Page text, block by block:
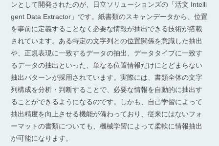
ンとして開発されたのが、日立ソリューションズの「活文 Intelli
gent Data Extractor」です。紙書類のスキャンデータから、位置
を事前に定義することなく必要な情報が抽出できる技術が搭載
されています。ある特定の文字列との位置関係を意識した抽出
や、正規表現に一致するデータの抽出、データタイプに一致す
るデータの抽出といった、単なる位置情報だけにとどまらない
抽出パターンが採用されています。実際には、書類全体の文字
列構成を分析・判断することで、必要な情報を自動的に抽出す
ることができるようになるのです。しかも、自己学習によって
抽出精度を向上させる機能が備わっており、従来にはないフォ
ーマットの書類についても、機械学習によって柔軟に情報抽出
が可能になります。